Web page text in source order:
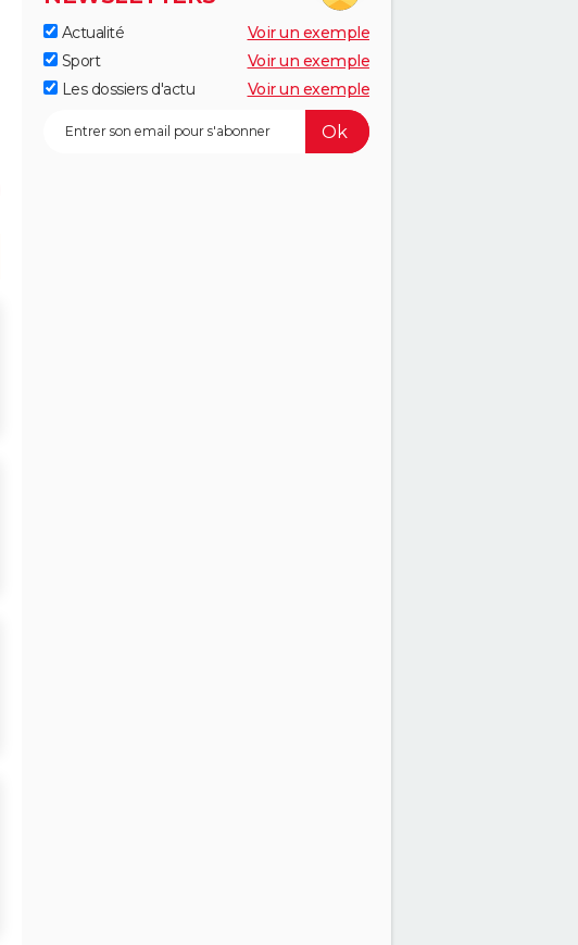
Actualité
Voir un exemple
Sport
Voir un exemple
Les dossiers d'actu
Voir un exemple